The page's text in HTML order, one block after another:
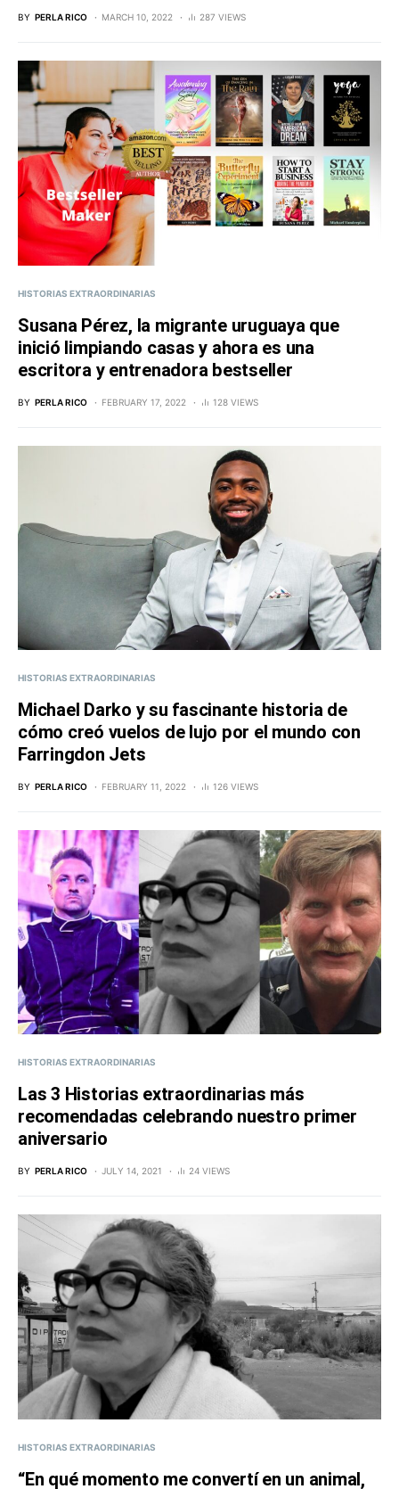
BY PERLA RICO MARCH 10, 2022 287 VIEWS
HISTORIAS EXTRAORDINARIAS
Susana Pérez, la migrante uruguaya que
inició limpiando casas y ahora es una
escritora y entrenadora bestseller
BY PERLA RICO FEBRUARY 17, 2022 128 VIEWS
HISTORIAS EXTRAORDINARIAS
Michael Darko y su fascinante historia de
cómo creó vuelos de lujo por el mundo con
Farringdon Jets
BY PERLA RICO FEBRUARY 11, 2022 126 VIEWS
HISTORIAS EXTRAORDINARIAS
Las 3 Historias extraordinarias más
recomendadas celebrando nuestro primer
aniversario
BY PERLA RICO JULY 14, 2021 24 VIEWS
HISTORIAS EXTRAORDINARIAS
“En qué momento me convertí en un animal,